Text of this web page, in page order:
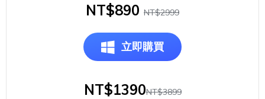
NT$890 NT$2999
立即購買
NT$1390NT$3899